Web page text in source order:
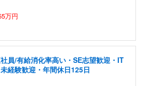
万円
員/有給消化率高い・SE志望歓迎・IT
経験歓迎・年間休日125日